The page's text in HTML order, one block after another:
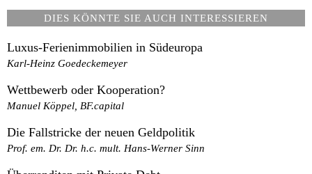
DIES KÖNNTE SIE AUCH INTERESSIEREN
Luxus-Ferienimmobilien in Südeuropa
Karl-Heinz Goedeckemeyer
Wettbewerb oder Kooperation?
Manuel Köppel, BF.capital
Die Fallstricke der neuen Geldpolitik
Prof. em. Dr. Dr. h.c. mult. Hans-Werner Sinn